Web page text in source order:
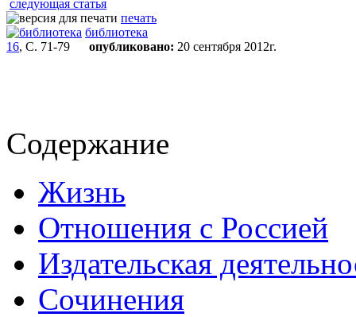
следующая статья
печать
библиотека
16, С. 71-79 опубликовано: 20 сентября 2012г.
Содержание
Жизнь
Отношения с Россией
Издательская
Сочинения